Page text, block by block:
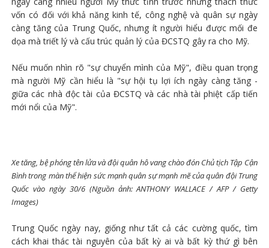
vốn có đối với khả năng kinh tế, công nghệ và quân sự ngày
càng tăng của Trung Quốc, nhưng ít người hiểu được mối đe
dọa mà triết lý và cấu trúc quản lý của ĐCSTQ gây ra cho Mỹ.
Nếu muốn nhìn rõ "sự chuyển mình của Mỹ", điều quan trọng
mà người Mỹ cần hiểu là "sự hội tụ lợi ích ngày càng tăng -
giữa các nhà độc tài của ĐCSTQ và các nhà tài phiệt cấp tiến
mới nổi của Mỹ".
Xe tăng, bệ phóng tên lửa và đội quân hô vang chào đón Chủ tịch Tập Cận
Bình trong màn thể hiện sức mạnh quân sự mạnh mẽ của quân đội Trung
Quốc vào ngày 30/6 (Nguồn ảnh: ANTHONY WALLACE / AFP / Getty
Images)
Trung Quốc ngày nay, giống như tất cả các cường quốc, tìm
cách khai thác tài nguyên của bất kỳ ai và bất kỳ thứ gì bên